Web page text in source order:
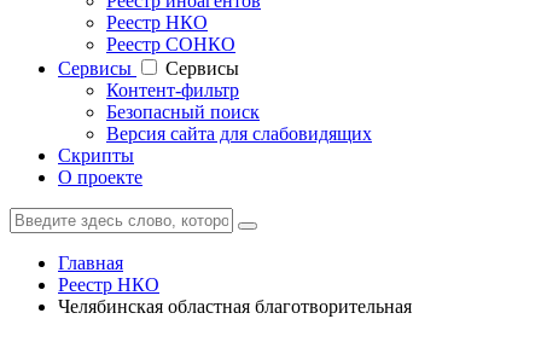
Реестр НКО
Реестр СОНКО
Cервисы
Cервисы
Контент-фильтр
Безопасный поиск
Версия сайта для слабовидящих
Скрипты
О проекте
Главная
Реестр НКО
Челябинская областная благотворительная